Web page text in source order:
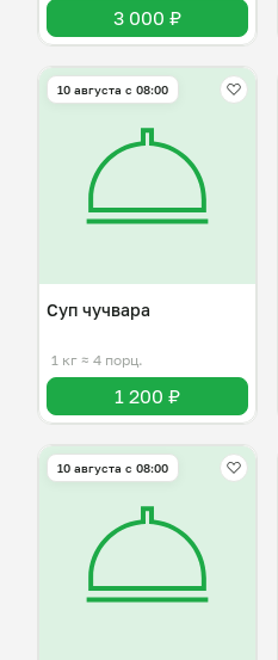
3 000 ₽
10 августа с 08:00
Суп чучвара
1 кг ≈ 4 порц.
1 200 ₽
10 августа с 08:00